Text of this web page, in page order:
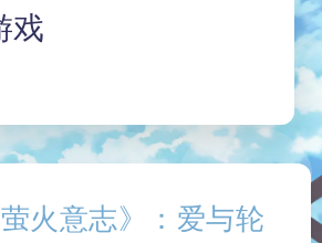
戏
萤火意志》：爱与轮